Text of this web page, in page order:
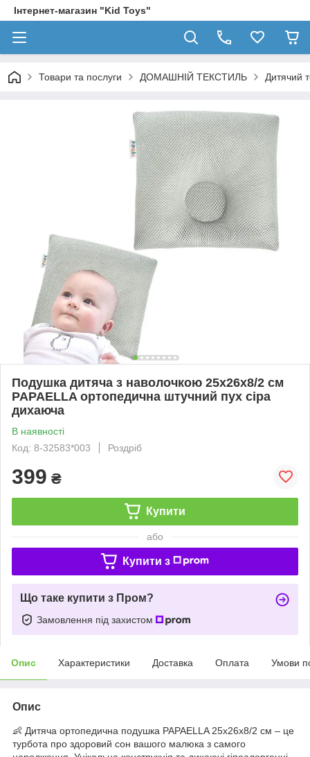
Інтернет-магазин "Kid Toys"
Товари та послуги ДОМАШНІЙ ТЕКСТИЛЬ Дитячий
Подушка дитяча з наволочкою 25х26х8/2 см
PAPAELLA ортопедична штучний пух сіра
дихаюча
В наявності
Код: 8-32583*003
Роздріб
399 ₴
Купити
або
Купити з
Що таке купити з Пром?
Замовлення під захистом
Опис Характеристики Доставка Оплата Умови
Опис
👶 Дитяча ортопедична подушка PAPAELLA 25x26x8/2 см – це
турбота про здоровий сон вашого малюка з самого